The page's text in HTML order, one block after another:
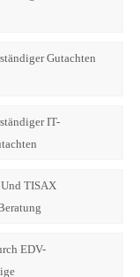
Gutachten
IT-
TISAX
EDV-